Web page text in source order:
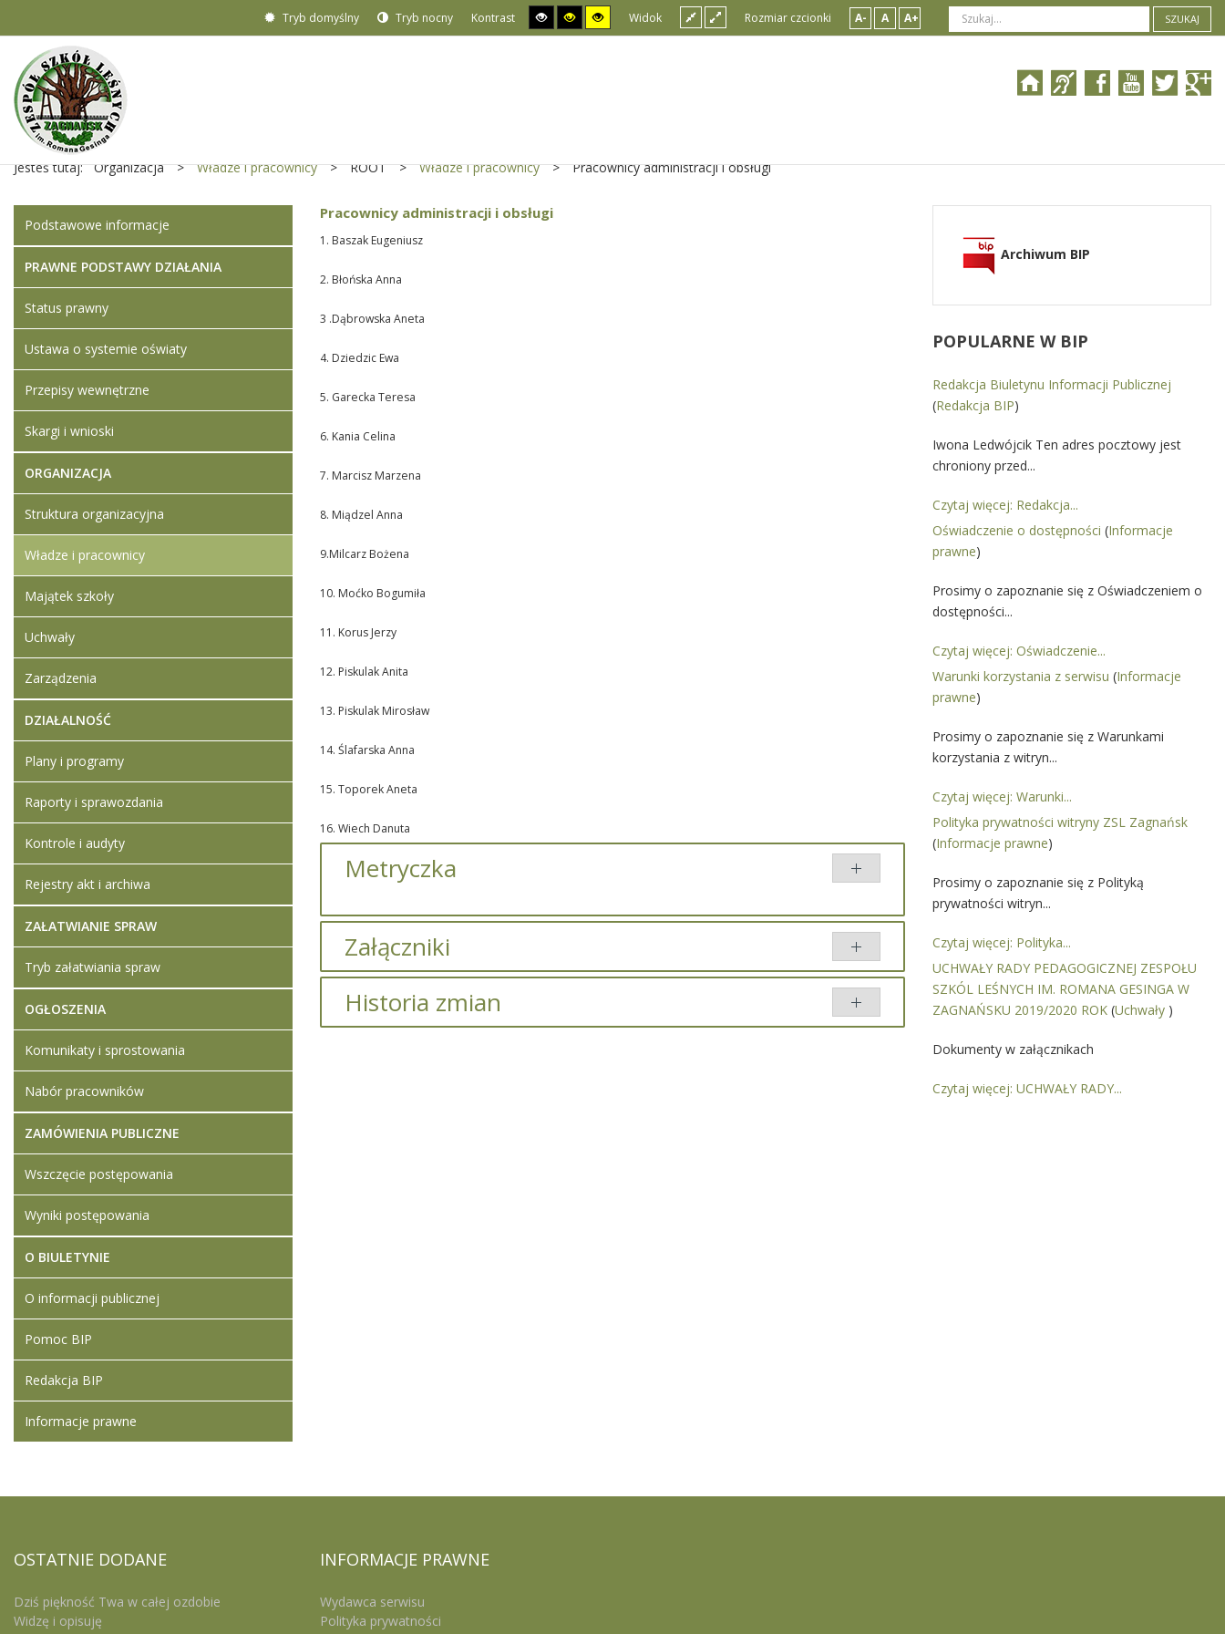
Tryb domyślny Tryb nocny Kontrast Widok Rozmiar czcionki A- A A+ SZUKAJ
Jesteś tutaj: Organizacja > Władze i pracownicy > ROOT > Władze i pracownicy > Pracownicy administracji i obsługi
Pracownicy administracji i obsługi
1. Baszak Eugeniusz
2. Błońska Anna
3 .Dąbrowska Aneta
4. Dziedzic Ewa
5. Garecka Teresa
6. Kania Celina
7. Marcisz Marzena
8. Miądzel Anna
9.Milcarz Bożena
10. Moćko Bogumiła
11. Korus Jerzy
12. Piskulak Anita
13. Piskulak Mirosław
14. Ślafarska Anna
15. Toporek Aneta
16. Wiech Danuta
Metryczka
Załączniki
Brak załączników.
Historia zmian
Podstawowe informacje
PRAWNE PODSTAWY DZIAŁANIA
Status prawny
Ustawa o systemie oświaty
Przepisy wewnętrzne
Skargi i wnioski
ORGANIZACJA
Struktura organizacyjna
Władze i pracownicy
Majątek szkoły
Uchwały
Zarządzenia
DZIAŁALNOŚĆ
Plany i programy
Raporty i sprawozdania
Kontrole i audyty
Rejestry akt i archiwa
ZAŁATWIANIE SPRAW
Tryb załatwiania spraw
OGŁOSZENIA
Komunikaty i sprostowania
Nabór pracowników
ZAMÓWIENIA PUBLICZNE
Wszczęcie postępowania
Wyniki postępowania
O BIULETYNIE
O informacji publicznej
Pomoc BIP
Redakcja BIP
Informacje prawne
Archiwum BIP
POPULARNE W BIP
Redakcja Biuletynu Informacji Publicznej
(Redakcja BIP)
Iwona Ledwójcik Ten adres pocztowy jest
chroniony przed...
Czytaj więcej: Redakcja...
Oświadczenie o dostępności (Informacje
prawne)
Prosimy o zapoznanie się z Oświadczeniem o
dostępności...
Czytaj więcej: Oświadczenie...
Warunki korzystania z serwisu (Informacje
prawne)
Prosimy o zapoznanie się z Warunkami
korzystania z witryn...
Czytaj więcej: Warunki...
Polityka prywatności witryny ZSL Zagnańsk
(Informacje prawne)
Prosimy o zapoznanie się z Polityką
prywatności witryn...
Czytaj więcej: Polityka...
UCHWAŁY RADY PEDAGOGICZNEJ ZESPOŁU
SZKÓL LEŚNYCH IM. ROMANA GESINGA W
ZAGNAŃSKU 2019/2020 ROK (Uchwały )
Dokumenty w załącznikach
Czytaj więcej: UCHWAŁY RADY...
OSTATNIE DODANE
Dziś piękność Twa w całej ozdobie
Widzę i opisuję
INFORMACJE PRAWNE
Wydawca serwisu
Polityka prywatności